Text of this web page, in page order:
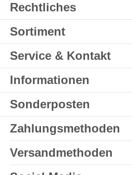
Rechtliches
Sortiment
Service & Kontakt
Informationen
Sonderposten
Zahlungsmethoden
Versandmethoden